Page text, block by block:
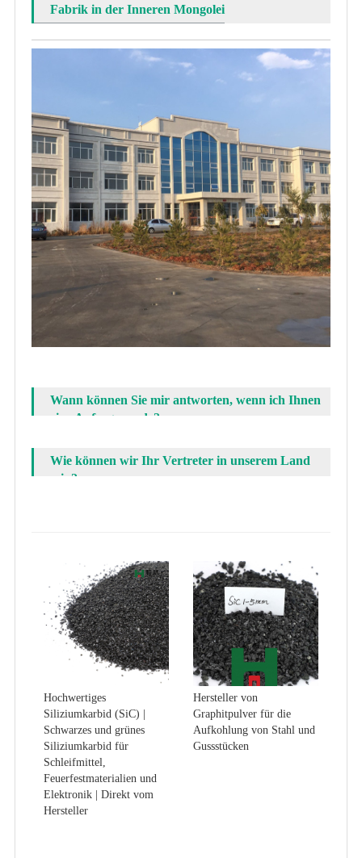
Fabrik in der Inneren Mongolei
Wann können Sie mir antworten, wenn ich Ihnen
eine Anfrage sende?
Wie können wir Ihr Vertreter in unserem Land
sein?
Hochwertiges
Siliziumkarbid (SiC) |
Schwarzes und grünes
Siliziumkarbid für
Schleifmittel,
Feuerfestmaterialien und
Elektronik | Direkt vom
Hersteller
Hersteller von
Graphitpulver für die
Aufkohlung von Stahl und
Gussstücken